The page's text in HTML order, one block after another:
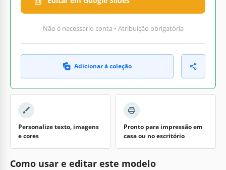
Não é necessário conta • Atribuição obrigatória
Adicionar à coleção
Personalize texto, imagens
e cores
Pronto para impressão em
casa ou no escritório
Como usar e editar este modelo